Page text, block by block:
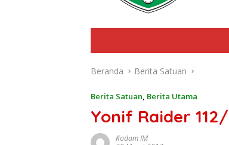
Beranda Berita Satuan
Berita Satuan, Berita Utama
Yonif Raider
Kodam IM